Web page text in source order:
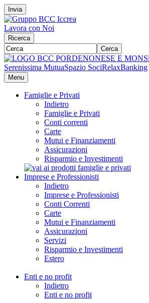
Invia
Lavora con Noi
Ricerca
Cerca
Serenissima MutuaSpazio SociRelaxBanking
Menu
Famiglie e Privati
Indietro
Famiglie e Privati
Conti correnti
Carte
Mutui e Finanziamenti
Assicurazioni
Risparmio e Investimenti
Imprese e Professionisti
Indietro
Imprese e Professionisti
Conti Correnti
Carte
Mutui e Finanziamenti
Assicurazioni
Servizi
Risparmio e Investimenti
Estero
Enti e no profit
Indietro
Enti e no profit